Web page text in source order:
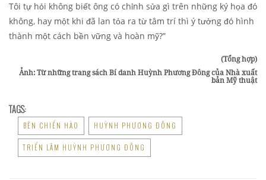
Tôi tự hỏi không biết ông có chỉnh sửa gì trên những ký họa đó
không, hay một khi đã lan tỏa ra từ tâm trí thì ý tưởng đó hình
thành một cách bền vững và hoàn mỹ?”
(Tổng hợp)
Ảnh: Từ những trang sách Bí danh Huỳnh Phương Đông của Nhà xuất
bản Mỹ thuật
TAGS:
BÊN CHIẾN HÀO HUỲNH PHƯƠNG ĐÔNG
TRIỂN LÃM HUỲNH PHƯƠNG ĐÔNG